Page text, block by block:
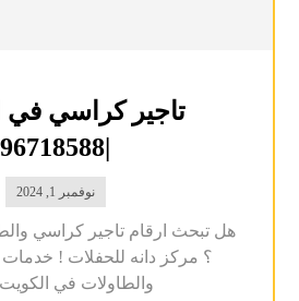
تاجير كراسي في
|96718588
نوفمبر 1, 2024
هل تبحث ارقام تاجير كراسي
؟ مركز دانه للحفلات ! خدمات
والطاولات في